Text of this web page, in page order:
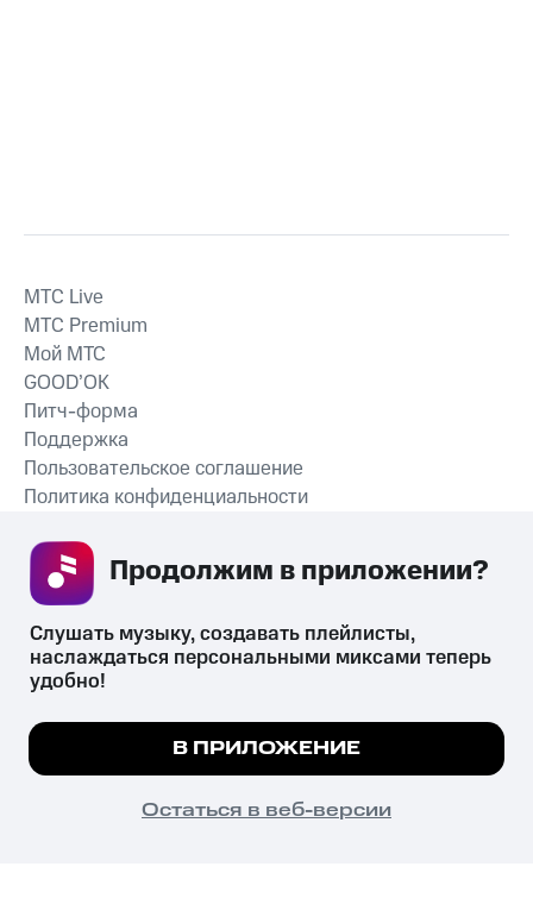
СКАЧАТЬ ПРИЛОЖЕНИЕ
MTС Live
MTС Premium
Мой МТС
GOOD’OK
Питч-форма
Поддержка
Пользовательское соглашение
Политика конфиденциальности
психотропных веществ, их аналогов причиняет вред здоровью,
их незаконный оборот запрещён и влечёт установленную
законодательством ответственность.
© 2026 ООО «КИОН».
Все права защищены
Мы используем куки, чтобы на сайте все
Подробнее
ПОНЯТНО
Слушать музыку, создавать плейлисты,
наслаждаться персональными миксами теперь
удобно!
В ПРИЛОЖЕНИЕ
Остаться в веб-версии